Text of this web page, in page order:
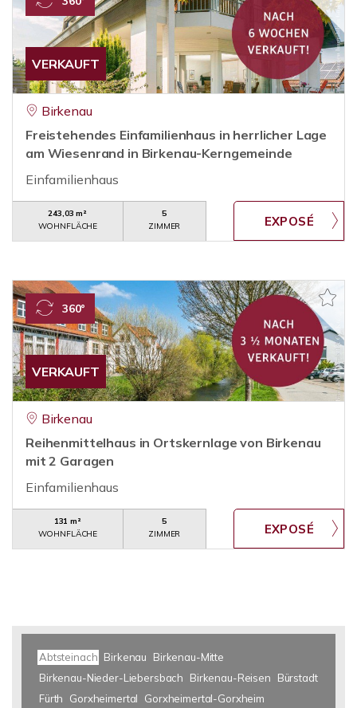
VERKAUFT
Birkenau
Freistehendes Einfamilienhaus in herrlicher Lage
am Wiesenrand in Birkenau-Kerngemeinde
Einfamilienhaus
243,03 m²
WOHNFLÄCHE
5
ZIMMER
VERKAUFT
360°
Birkenau
Reihenmittelhaus in Ortskernlage von Birkenau
mit 2 Garagen
Einfamilienhaus
131 m²
WOHNFLÄCHE
5
ZIMMER
Abtsteinach Birkenau
Birkenau-Mitte
Birkenau-Nieder-Liebersbach
Birkenau-Reisen
Bürstadt
Fürth
Gorxheimertal
Gorxheimertal-Gorxheim